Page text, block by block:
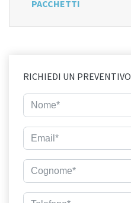
PACCHETTI
RICHIEDI UN PREVENTIVO